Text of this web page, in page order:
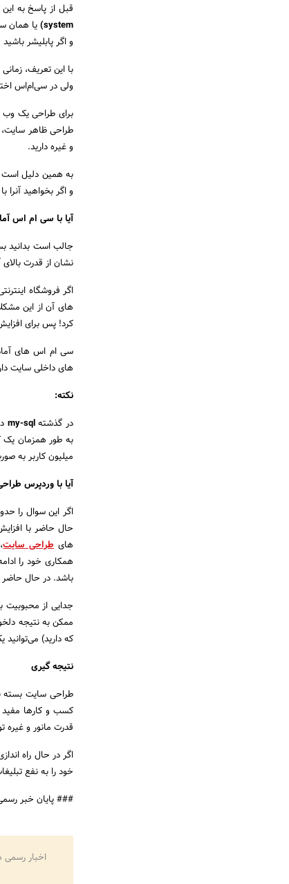
قبل از پاسخ به
system) یا همان
و اگر پابلیشر
با این تعریف،
ولی در سی‌ام‌اس
برای طراحی یک وب
طراحی ظاهر
و غیره دارید.
و اگر بخواهید
آیا با سی ام اس
جالب است بدانید
نشان از قدرت
اگر فروشگاه
های آن از این
کرد! پس برای
سی ام اس های
های داخلی سایت دارید، یا اگر روزانه بیش از 20
نکته:
در گذشتهmy-sql
میلیون کاربر به
آیا با وردپرس
اگر این سوال را حدود 10 سال پیش پرسیده بودید قطعا
حال حاضر با
هایطراحی سایت
همکاری خود را
باشد. در حال حاضر
جدایی از محبوبیت
که دارید)
نتیجه گیری
طراحی سایت بسته
کسب و کارها مفید
قدرت مانور و غیره
اگر در حال راه
خود را به نفع
### پایان خبر
اخبار